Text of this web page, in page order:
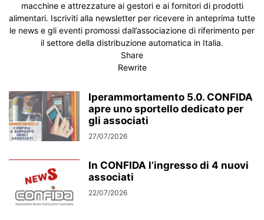
PIANETA OCS PREMIUM PRODUTTORI E RIVENDITORI
PRODUZIONE E ALLESTIMENTO STRUTTURE
PRODUZIONE SNACK DOLCI E SALATI PROMO RICAMBI E ASSISTENZA
SHOP 24 SIGEP 2025 SISTEMI CONTROLLO REMOTO
SISTEMI DI DECONTO SISTEMI DI PAGAMENTO SITI AMICI
SOCIETÀ DI GESTIONE SOCIETÀ DI SERVIZI
SOCIETÀ DI SVILUPPO E MARKETING
TECNOLOGIA TORREFAZIONI TRANSPALLET E MULETTI
TUTTI GLI ARTICOLI
VENDINGMARKET.IT
macchine e attrezzature ai gestori e ai fornitori di prodotti
alimentari. Iscriviti alla newsletter per ricevere in anteprima tutte
le news e gli eventi promossi dall’associazione di riferimento per
il settore della distribuzione automatica in Italia.
Share
Rewrite
Iperammortamento 5.0. CONFIDA
apre uno sportello dedicato per
gli associati
27/07/2026
In CONFIDA l’ingresso di 4 nuovi
associati
22/07/2026